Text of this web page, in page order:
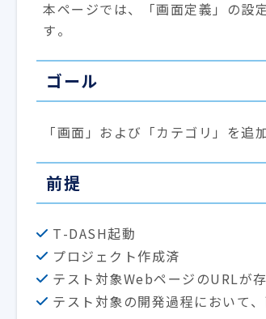
本ページでは、「画面定義」の設
す。
ゴール
「画面」および「カテゴリ」を追
前提
T-DASH起動
プロジェクト作成済
テスト対象WebページのURLが
テスト対象の開発過程において